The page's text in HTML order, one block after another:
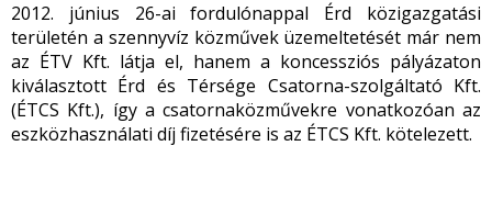
2012. június 26-ai fordulónappal Érd közigazgatási
területén a szennyvíz közművek üzemeltetését már nem
az ÉTV Kft. látja el, hanem a koncessziós pályázaton
kiválasztott Érd és Térsége Csatorna-szolgáltató Kft.
(ÉTCS Kft.), így a csatornaközművekre vonatkozóan az
eszközhasználati díj fizetésére is az ÉTCS Kft. kötelezett.